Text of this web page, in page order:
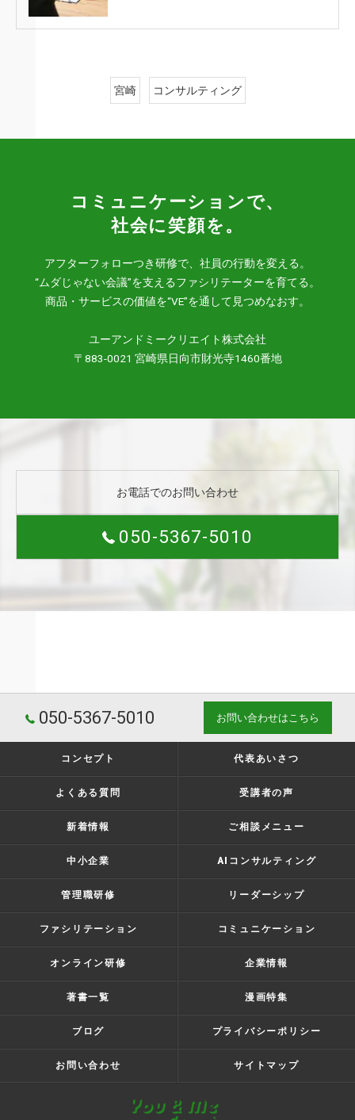
宮崎 コンサルティング
コミュニケーションで、
社会に笑顔を。
アフターフォローつき研修で、社員の行動を変える。
“ムダじゃない会議”を支えるファシリテーターを育てる。
商品・サービスの価値を“VE”を通して見つめなおす。
ユーアンドミークリエイト株式会社
〒883-0021 宮崎県日向市財光寺1460番地
お電話でのお問い合わせ
050-5367-5010
050-5367-5010 お問い合わせはこちら
コンセプト 代表あいさつ
よくある質問 受講者の声
新着情報 ご相談メニュー
中小企業 AIコンサルティング
管理職研修 リーダーシップ
ファシリテーション コミュニケーション
オンライン研修 企業情報
著書一覧 漫画特集
ブログ プライバシーポリシー
お問い合わせ サイトマップ